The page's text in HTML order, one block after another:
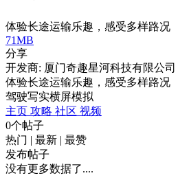
体验长途运输乐趣，感受多样路况
71MB
分享
开发商: 厦门奇趣星河科技有限公司
体验长途运输乐趣，感受多样路况
驾驶写实横屏模拟
主页 攻略 社区 视频
0个帖子
热门 | 最新 | 最赞
发布帖子
没有更多数据了....